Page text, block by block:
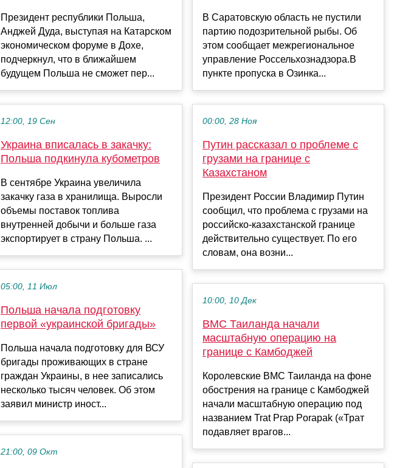
Президент республики Польша,
Анджей Дуда, выступая на Катарском
экономическом форуме в Дохе,
подчеркнул, что в ближайшем
будущем Польша не сможет пер...
12:00, 19 Сен
Украина вписалась в закачку:
Польша подкинула кубометров
В сентябре Украина увеличила
закачку газа в хранилища. Выросли
объемы поставок топлива
внутренней добычи и больше газа
экспортирует в страну Польша. ...
05:00, 11 Июл
Польша начала подготовку
первой «украинской бригады»
Польша начала подготовку для ВСУ
бригады проживающих в стране
граждан Украины, в нее записались
несколько тысяч человек. Об этом
заявил министр иност...
21:00, 09 Окт
В Саратовскую область не пустили
партию подозрительной рыбы. Об
этом сообщает межрегиональное
управление Россельхознадзора.В
пункте пропуска в Озинка...
00:00, 28 Ноя
Путин рассказал о проблеме с
грузами на границе с
Казахстаном
Президент России Владимир Путин
сообщил, что проблема с грузами на
российско-казахстанской границе
действительно существует. По его
словам, она возни...
10:00, 10 Дек
ВМС Таиланда начали
масштабную операцию на
границе с Камбоджей
Королевские ВМС Таиланда на фоне
обострения на границе с Камбоджей
начали масштабную операцию под
названием Trat Prap Porapak («Трат
подавляет врагов...